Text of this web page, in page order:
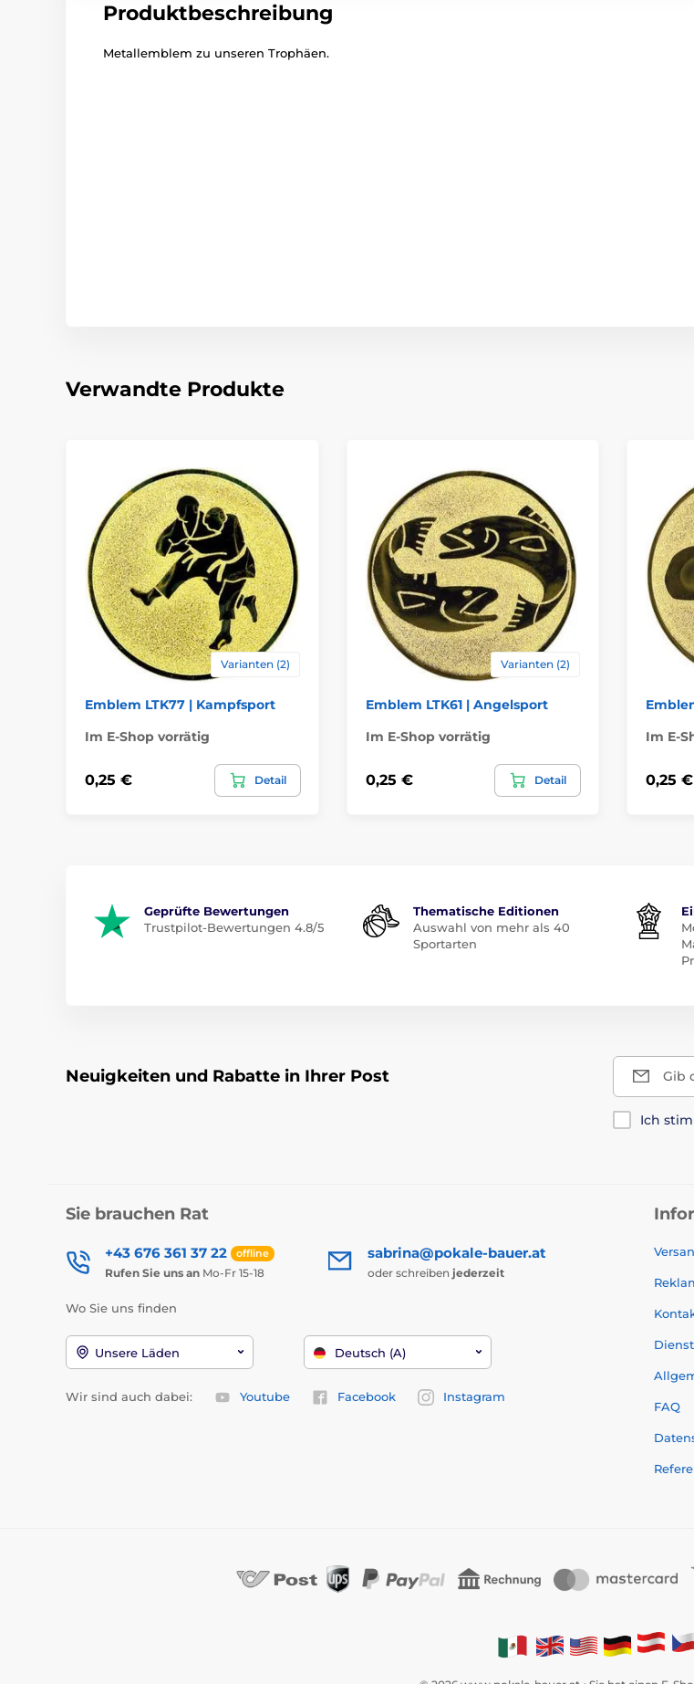
Produktbeschreibung
Metallemblem zu unseren Trophäen.
Verwandte Produkte
Varianten (2)
Emblem LTK77 | Kampfsport
Im E-Shop vorrätig
0,25 € Detail
Varianten (2)
Emblem LTK61 | Angelsport
Im E-Shop vorrätig
0,25 € Detail
Im E-
0,25 €
Geprüfte Bewertungen
Trustpilot-Bewertungen 4.8/5
Thematische Editionen
Auswahl von mehr als 40
Sportarten
Neuigkeiten und Rabatte in Ihrer Post Gib
Ich
Sie brauchen Rat
+43 676 361 37 22 offline
Rufen Sie uns an Mo-Fr 15-18
sabrina@pokale-bauer.at
oder schreiben jederzeit
Wo Sie uns finden
Unsere Läden Deutsch (A)
Wir sind auch dabei: Youtube Facebook Instagram
FAQ